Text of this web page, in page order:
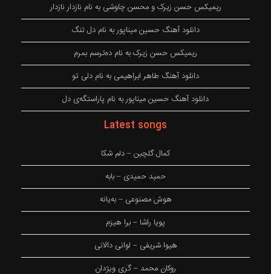
ریمیکس حسن زیرک و محسن چاوشی به نام نازدار نازدار
دانلود آهنگ حسین میناپور به نام دل تنگ
ریمیکس حسن زیرک به نام دەترسم بمرم
دانلود آهنگ طاهر ابراهیمی به نام دلی تو
دانلود آهنگ حسین میناپور به نام پاراستگەی دل
Latest songs
کمال گلچین – دلم شکا
حمید حمیدی – بابه
هوش مصنوعی – بەیانە
پویا راشا – برا هیزم
هیوا شریفی – لوانی دالانی
روکان محمد – گری ویژدان